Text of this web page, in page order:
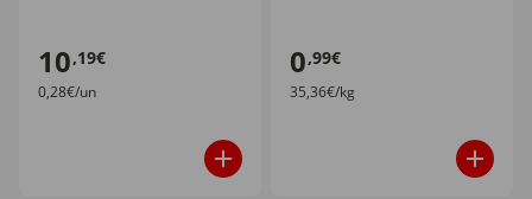
10,19€
0,28€/un
0,99€
35,36€/kg